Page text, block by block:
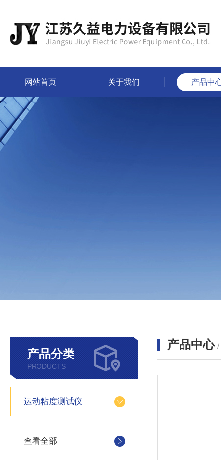
网站首页 关于我们 产品中
产品分类
PRODUCTS
运动粘度测试仪
查看全部
产品中心 /